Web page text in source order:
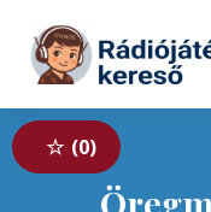
Tovább a tartalomhoz
0